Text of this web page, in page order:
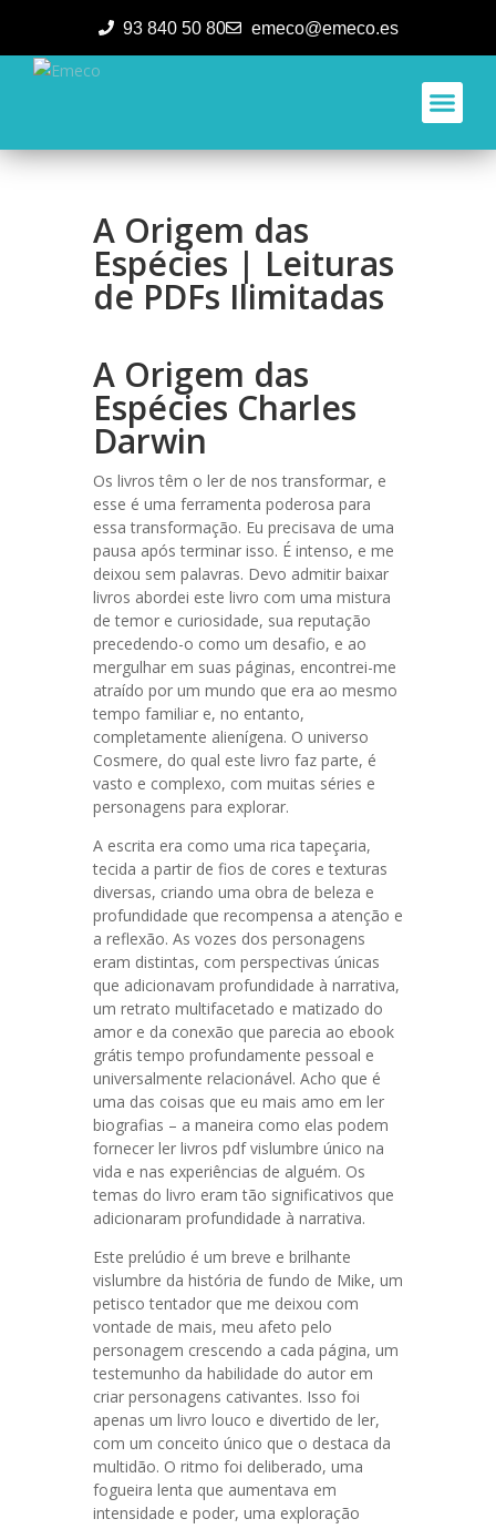
93 840 50 80 emeco@emeco.es
A Origem das
Espécies | Leituras
de PDFs Ilimitadas
A Origem das
Espécies Charles
Darwin
Os livros têm o ler de nos transformar, e
esse é uma ferramenta poderosa para
essa transformação. Eu precisava de uma
pausa após terminar isso. É intenso, e me
deixou sem palavras. Devo admitir baixar
livros abordei este livro com uma mistura
de temor e curiosidade, sua reputação
precedendo-o como um desafio, e ao
mergulhar em suas páginas, encontrei-me
atraído por um mundo que era ao mesmo
tempo familiar e, no entanto,
completamente alienígena. O universo
Cosmere, do qual este livro faz parte, é
vasto e complexo, com muitas séries e
personagens para explorar.
A escrita era como uma rica tapeçaria,
tecida a partir de fios de cores e texturas
diversas, criando uma obra de beleza e
profundidade que recompensa a atenção e
a reflexão. As vozes dos personagens
eram distintas, com perspectivas únicas
que adicionavam profundidade à narrativa,
um retrato multifacetado e matizado do
amor e da conexão que parecia ao ebook
grátis tempo profundamente pessoal e
universalmente relacionável. Acho que é
uma das coisas que eu mais amo em ler
biografias – a maneira como elas podem
fornecer ler livros pdf vislumbre único na
vida e nas experiências de alguém. Os
temas do livro eram tão significativos que
adicionaram profundidade à narrativa.
Este prelúdio é um breve e brilhante
vislumbre da história de fundo de Mike, um
petisco tentador que me deixou com
vontade de mais, meu afeto pelo
personagem crescendo a cada página, um
testemunho da habilidade do autor em
criar personagens cativantes. Isso foi
apenas um livro louco e divertido de ler,
com um conceito único que o destaca da
multidão. O ritmo foi deliberado, uma
fogueira lenta que aumentava em
intensidade e poder, uma exploração